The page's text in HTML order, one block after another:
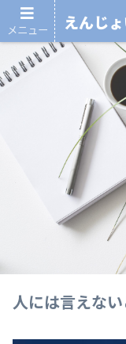
人には言えな
メニュー えんじ